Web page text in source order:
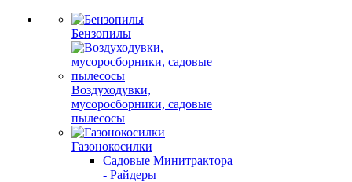
Бензопилы
Воздуходувки,
мусоросборники, cадовые
пылесосы
Газонокосилки
Садовые Минитрактора
- Райдеры